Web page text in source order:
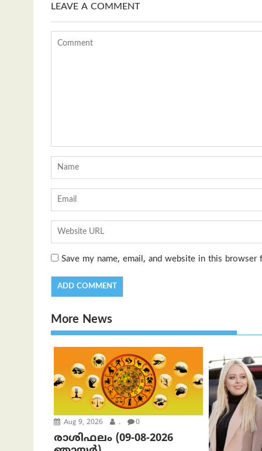
LEAVE A COMMENT
Save my name, email, and website in this
More News
Aug 9, 2026 . 0
രാശിഫലം (09-08-2026